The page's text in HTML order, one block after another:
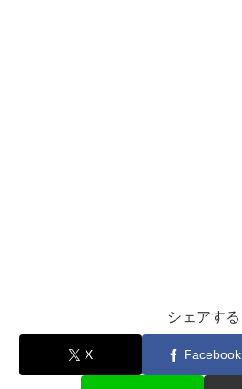
シェアする
X Facebook